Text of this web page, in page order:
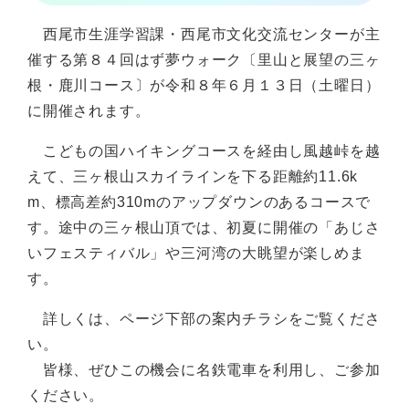
西尾市生涯学習課・西尾市文化交流センターが主
催する第８４回はず夢ウォーク〔里山と展望の三ヶ
根・鹿川コース〕が令和８年６月１３日（土曜日）
に開催されます。
こどもの国ハイキングコースを経由し風越峠を越
えて、三ヶ根山スカイラインを下る距離約11.6k
m、標高差約310mのアップダウンのあるコースで
す。途中の三ヶ根山頂では、初夏に開催の「あじさ
いフェスティバル」や三河湾の大眺望が楽しめま
す。
詳しくは、ページ下部の案内チラシをご覧くださ
い。
皆様、ぜひこの機会に名鉄電車を利用し、ご参加
ください。